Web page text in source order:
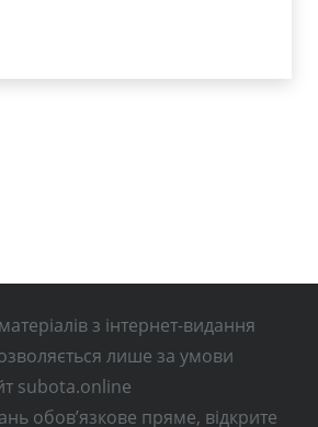
з інтернет-видання
лише за умови
subota.online
обов’язкове пряме, відкрите